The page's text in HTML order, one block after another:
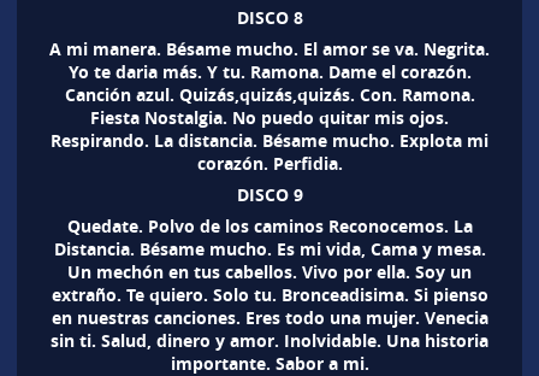
DISCO 8
A mi manera. Bésame mucho. El amor se va. Negrita.
Yo te daria más. Y tu. Ramona. Dame el corazón.
Canción azul. Quizás,quizás,quizás. Con. Ramona.
Fiesta Nostalgia. No puedo quitar mis ojos.
Respirando. La distancia. Bésame mucho. Explota mi
corazón. Perfidia.
DISCO 9
Quedate. Polvo de los caminos Reconocemos. La
Distancia. Bésame mucho. Es mi vida, Cama y mesa.
Un mechón en tus cabellos. Vivo por ella. Soy un
extraño. Te quiero. Solo tu. Bronceadisima. Si pienso
en nuestras canciones. Eres todo una mujer. Venecia
sin ti. Salud, dinero y amor. Inolvidable. Una historia
importante. Sabor a mi.